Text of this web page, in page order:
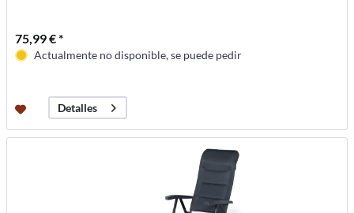
75,99 € *
Actualmente no disponible, se puede pedir
Detalles